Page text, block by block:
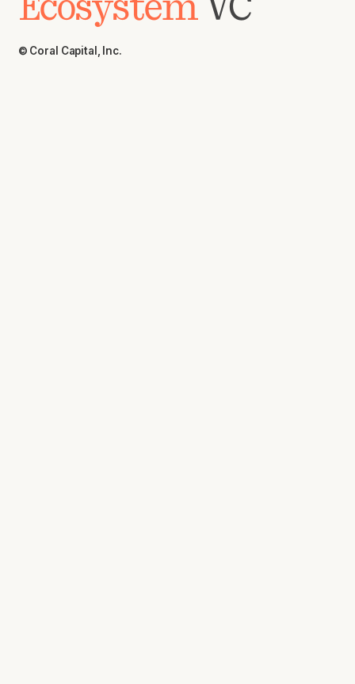
EcosystemVC
© Coral Capital, Inc.